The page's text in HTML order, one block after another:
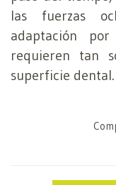
las fuerzas
adaptación
requieren tan
superficie dental.